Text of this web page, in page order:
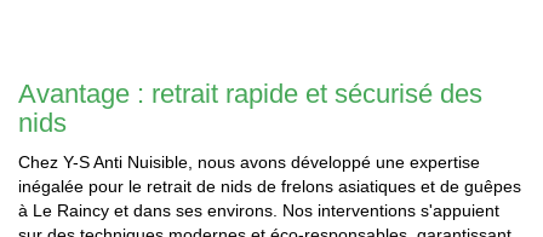
Avantage : retrait rapide et sécurisé des
nids
Chez Y-S Anti Nuisible, nous avons développé une expertise
inégalée pour le retrait de nids de frelons asiatiques et de guêpes
à Le Raincy et dans ses environs. Nos interventions s'appuient